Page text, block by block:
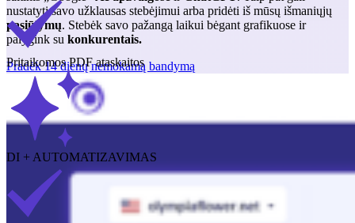
nustatyti savo užklausas stebėjimui arba pridėti iš mūsų išmaniųjų
pasiūlymų. Stebėk savo pažangą laikui bėgant grafikuose ir
palygink su konkurentais.
Pradėk 14 dienų nemokamą bandymą
Pritaikomos PDF ataskaitos
DI + AUTOMATIZAVIMAS